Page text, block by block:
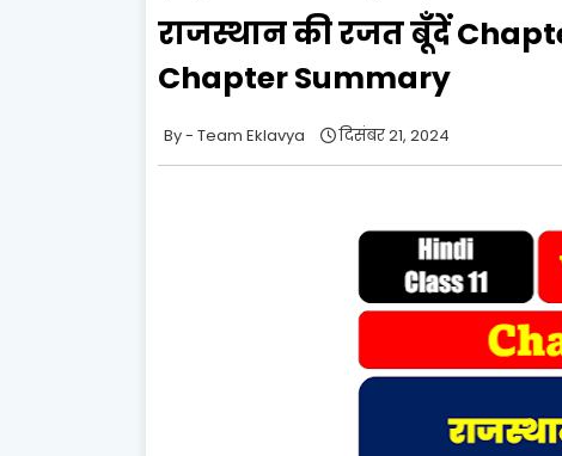
राजस्थान की रजत बूँदें
Chapter Summary
Team Eklavya दिसंबर 21, 2024